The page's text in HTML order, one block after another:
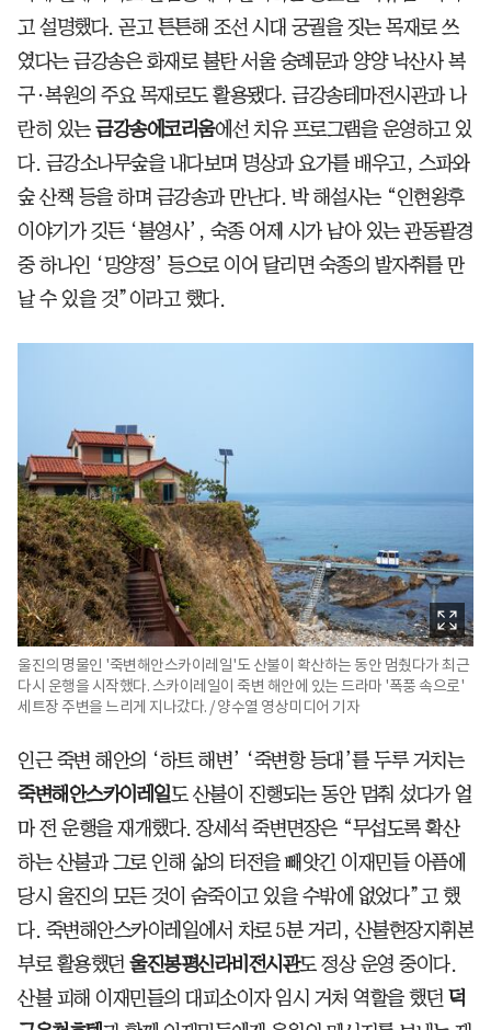
고 설명했다. 곧고 튼튼해 조선 시대 궁궐을 짓는 목재로 쓰
였다는 금강송은 화재로 불탄 서울 숭례문과 양양 낙산사 복
구·복원의 주요 목재로도 활용됐다. 금강송테마전시관과 나
란히 있는 금강송에코리움에선 치유 프로그램을 운영하고 있
다. 금강소나무숲을 내다보며 명상과 요가를 배우고, 스파와
숲 산책 등을 하며 금강송과 만난다. 박 해설사는 “인현왕후
이야기가 깃든 ‘불영사’, 숙종 어제 시가 남아 있는 관동팔경
중 하나인 ‘망양정’ 등으로 이어 달리면 숙종의 발자취를 만
날 수 있을 것”이라고 했다.
울진의 명물인 '죽변해안스카이레일'도 산불이 확산하는 동안 멈췄다가 최근
다시 운행을 시작했다. 스카이레일이 죽변 해안에 있는 드라마 '폭풍 속으로'
세트장 주변을 느리게 지나갔다. / 양수열 영상미디어 기자
인근 죽변 해안의 ‘하트 해변’ ‘죽변항 등대’를 두루 거치는
죽변해안스카이레일도 산불이 진행되는 동안 멈춰 섰다가 얼
마 전 운행을 재개했다. 장세석 죽변면장은 “무섭도록 확산
하는 산불과 그로 인해 삶의 터전을 빼앗긴 이재민들 아픔에
당시 울진의 모든 것이 숨죽이고 있을 수밖에 없었다”고 했
다. 죽변해안스카이레일에서 차로 5분 거리, 산불현장지휘본
부로 활용했던 울진봉평신라비전시관도 정상 운영 중이다.
산불 피해 이재민들의 대피소이자 임시 거처 역할을 했던 덕